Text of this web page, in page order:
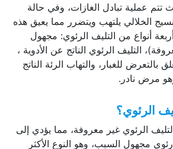
تتم عملية تبادل الغازات، وفي حالة
الخلالي يلتهب ويتضرر مما يعيق هذه
أنواع من التليف الرئوي: مجهول
التليف الرئوي الناتج عن الأدوية ،
بالتعرض للغبار، والتهاب الرئة الناتج
مرض نادر.
الرئوي؟
الرئوي غير معروفة، مما يؤدي إلى
مجهول السبب، وهو النوع الأكثر